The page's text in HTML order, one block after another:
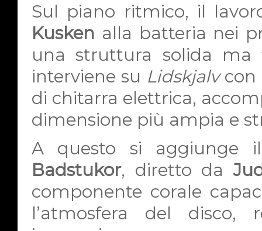
Sul piano ritmico, il
Kusken alla batteria nei
una struttura solida ma
interviene su Lidskjalvcon
di chitarra elettrica,
dimensione più ampia e
A questo si aggiunge
Badstukor, diretto da
componente corale
l’atmosfera del disco,